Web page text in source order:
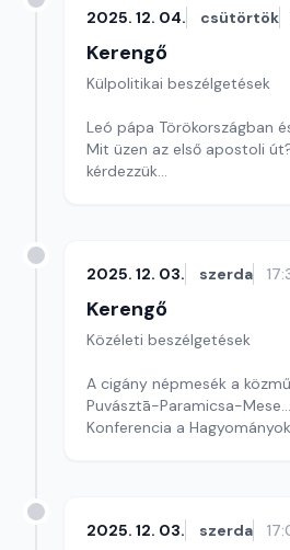
2025. 12. 04. csütörtök
Kerengő
Külpolitikai beszélgetések
Leó pápa Törökországban
Mit üzen az első apostoli
kérdezzük
2025. 12. 03. szerda
Kerengő
Közéleti beszélgetések
A cigány népmesék a
Puvásztā-Paramicsa-Mese...
Konferencia a
2025. 12. 03. szerda